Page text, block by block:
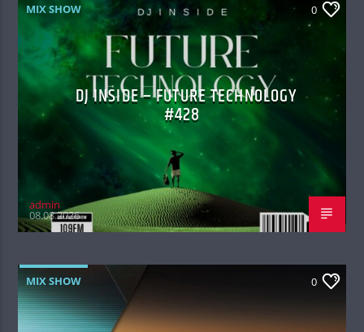
MIX SHOW 0
DJ INSIDE – FUTURE TECHNOLOGY
#428
admin
08.08.2026
MIX SHOW 0